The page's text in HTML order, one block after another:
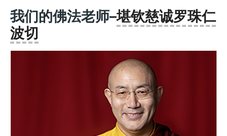
我们的佛法老师–堪钦慈诚罗珠仁
波切